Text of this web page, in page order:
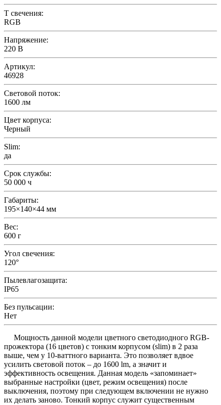
T свечения:
RGB
Напряжение:
220 В
Артикул:
46928
Световой поток:
1600 лм
Цвет корпуса:
Черный
Slim:
да
Срок службы:
50 000 ч
Габариты:
195×140×44 мм
Вес:
600 г
Угол свечения:
120°
Пылевлагозащита:
IP65
Без пульсации:
Нет
Мощность данной модели цветного светодиодного RGB-
прожектора (16 цветов) с тонким корпусом (slim) в 2 раза
выше, чем у 10-ваттного варианта. Это позволяет вдвое
усилить световой поток – до 1600 lm, а значит и
эффективность освещения. Данная модель «запоминает»
выбранные настройки (цвет, режим освещения) после
выключения, поэтому при следующем включении не нужно
их делать заново. Тонкий корпус служит существенным